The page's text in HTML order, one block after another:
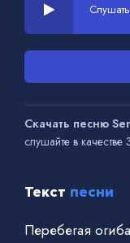
Скачать песню
слушайте в
Текст песни
Перебегая